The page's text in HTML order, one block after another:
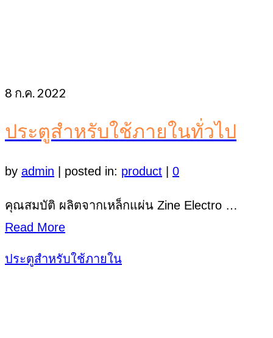
8 ก.ค. 2022
ประตูสำหรับใช้ภายในทั่วไป
by admin posted in: product 0
คุณสมบัติ ผลิตจากเหล็กแผ่น Zine Electro …
Read More
ประตูสำหรับใช้ภายใน